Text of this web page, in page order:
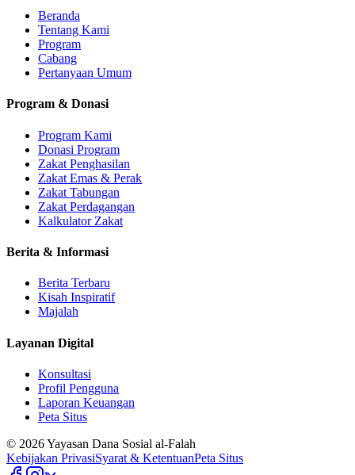
Beranda
Tentang Kami
Program
Cabang
Pertanyaan Umum
Program & Donasi
Program Kami
Donasi Program
Zakat Penghasilan
Zakat Emas & Perak
Zakat Tabungan
Zakat Perdagangan
Kalkulator Zakat
Berita & Informasi
Berita Terbaru
Kisah Inspiratif
Majalah
Layanan Digital
Konsultasi
Profil Pengguna
Laporan Keuangan
Peta Situs
© 2026Yayasan Dana Sosial al-Falah
Kebijakan PrivasiSyarat & KetentuanPeta Situs